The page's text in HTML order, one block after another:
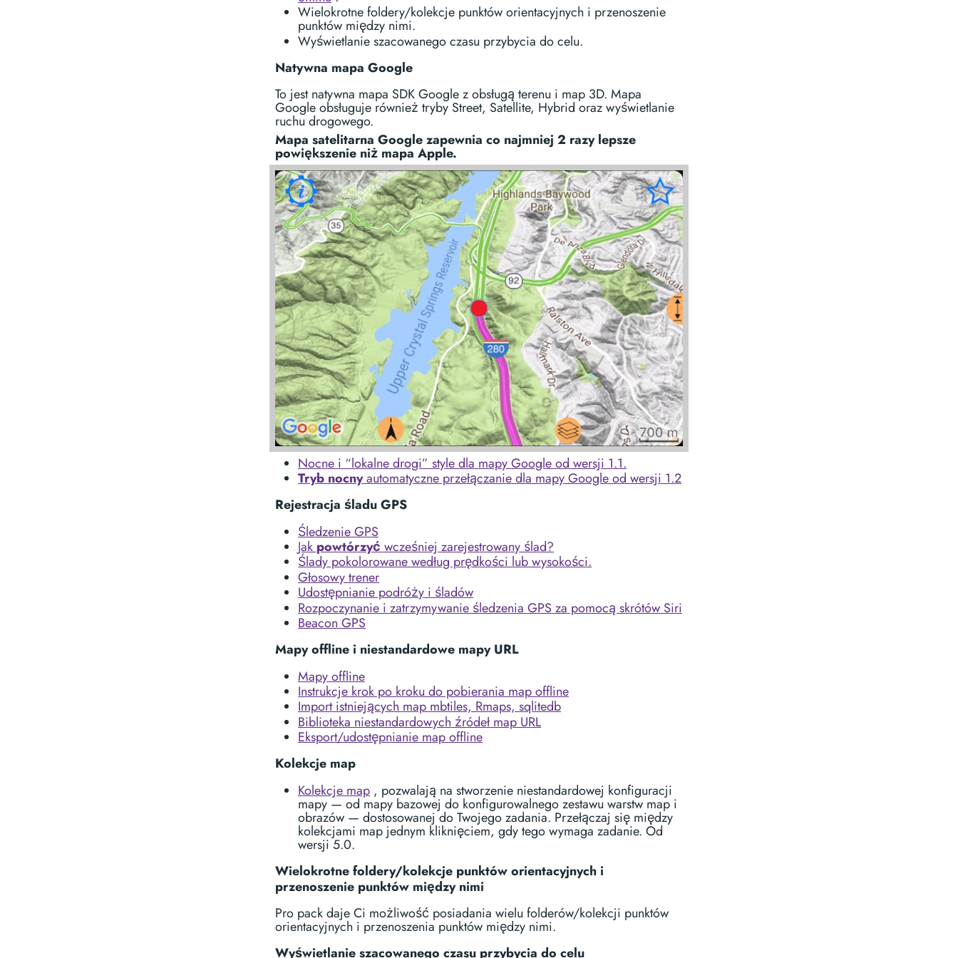
Wielokrotne foldery/kolekcje punktów orientacyjnych i przenoszenie
punktów między nimi.
Wyświetlanie szacowanego czasu przybycia do celu.
Natywna mapa Google
To jest natywna mapa SDK Google z obsługą terenu i map 3D. Mapa
Google obsługuje również tryby Street, Satellite, Hybrid oraz wyświetlanie
ruchu drogowego.
Mapa satelitarna Google zapewnia co najmniej 2 razy lepsze
powiększenie niż mapa Apple.
Nocne i “lokalne drogi” style dla mapy Google od wersji 1.1.
Tryb nocnyautomatyczne przełączanie dla mapy Google od wersji 1.2
Rejestracja śladu GPS
Śledzenie GPS
Jak powtórzyć wcześniej zarejestrowany ślad?
Ślady pokolorowane według prędkości lub wysokości.
Głosowy trener
Udostępnianie podróży i śladów
Rozpoczynanie i zatrzymywanie śledzenia GPS za pomocą skrótów Siri
Beacon GPS
Mapy offline i niestandardowe mapy URL
Mapy offline
Instrukcje krok po kroku do pobierania map offline
Import istniejących map mbtiles, Rmaps, sqlitedb
Biblioteka niestandardowych źródeł map URL
Eksport/udostępnianie map offline
Kolekcje map
Kolekcje map , pozwalają na stworzenie niestandardowej konfiguracji
mapy — od mapy bazowej do konfigurowalnego zestawu warstw map i
obrazów — dostosowanej do Twojego zadania. Przełączaj się między
kolekcjami map jednym kliknięciem, gdy tego wymaga zadanie. Od
wersji 5.0.
Wielokrotne foldery/kolekcje punktów orientacyjnych i
przenoszenie punktów między nimi
Pro pack daje Ci możliwość posiadania wielu folderów/kolekcji punktów
orientacyjnych i przenoszenia punktów między nimi.
Wyświetlanie szacowanego czasu przybycia do celu